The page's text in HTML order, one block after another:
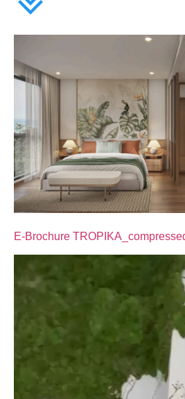
E-Brochure
Видеоплеер